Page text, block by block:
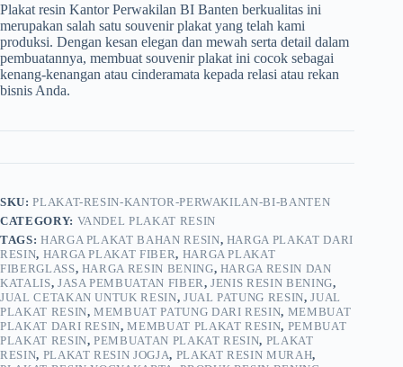
Plakat resin Kantor Perwakilan BI Banten berkualitas ini
merupakan salah satu souvenir plakat yang telah kami
produksi. Dengan kesan elegan dan mewah serta detail dalam
pembuatannya, membuat souvenir plakat ini cocok sebagai
kenang-kenangan atau cinderamata kepada relasi atau rekan
bisnis Anda.
SKU:PLAKAT-RESIN-KANTOR-PERWAKILAN-BI-BANTEN
CATEGORY: VANDEL PLAKAT RESIN
TAGS: HARGA PLAKAT BAHAN RESIN, HARGA PLAKAT DARI
RESIN, HARGA PLAKAT FIBER, HARGA PLAKAT
FIBERGLASS, HARGA RESIN BENING, HARGA RESIN DAN
KATALIS, JASA PEMBUATAN FIBER,JENIS RESIN BENING,
JUAL CETAKAN UNTUK RESIN, JUAL PATUNG RESIN,JUAL
PLAKAT RESIN,MEMBUAT PATUNG DARI RESIN, MEMBUAT
PLAKAT DARI RESIN,MEMBUAT PLAKAT RESIN, PEMBUAT
PLAKAT RESIN,PEMBUATAN PLAKAT RESIN, PLAKAT
RESIN, PLAKAT RESIN JOGJA, PLAKAT RESIN MURAH,